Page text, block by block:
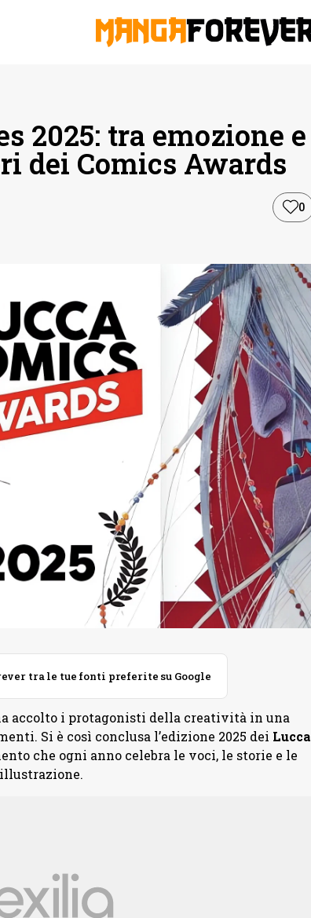
2025: tra emozione e
dei Comics Awards
0
tra le tue fonti preferite su Google
accolto i protagonisti della creatività in una
Si è così conclusa l’edizione 2025 dei Lucca
che ogni anno celebra le voci, le storie e le